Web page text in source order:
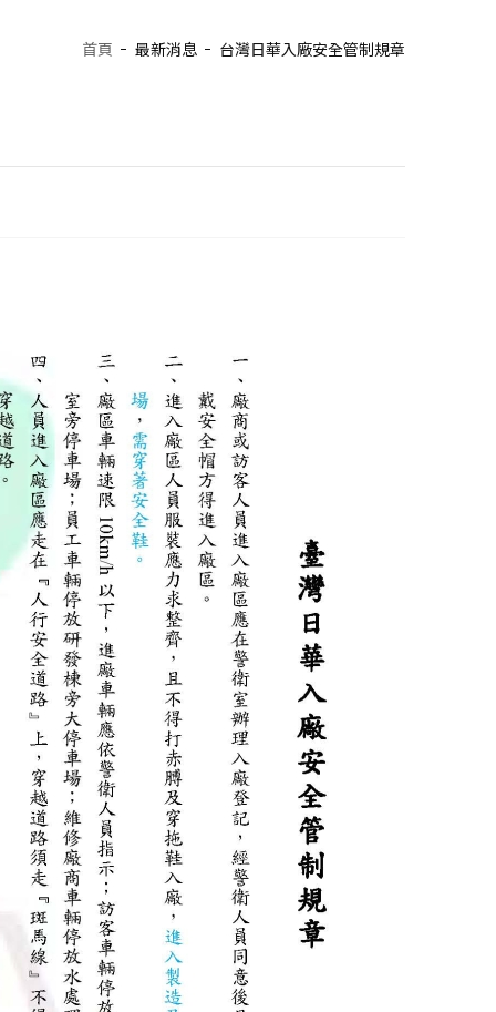
首頁 最新消息 台灣日華入廠安全管制規章